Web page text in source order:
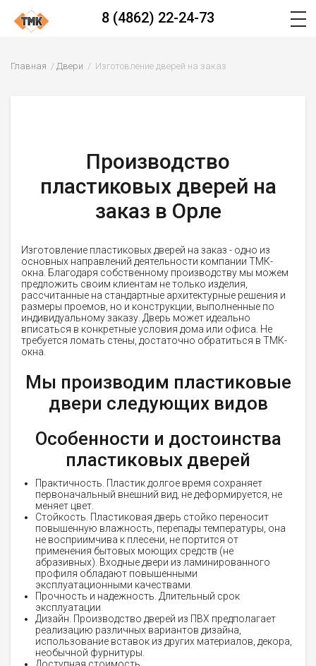
8 (4862) 22-24-73
Главная Двери Изготовление дверей на заказ
Производство
пластиковых дверей на
заказ в Орле
Изготовление пластиковых дверей на заказ - одно из
основных направлений деятельности компании ТМК-
окна. Благодаря собственному производству мы можем
предложить своим клиентам не только изделия,
рассчитанные на стандартные архитектурные решения и
размеры проемов, но и конструкции, выполненные по
индивидуальному заказу. Дверь может идеально
вписаться в конкретные условия дома или офиса. Не
требуется ломать стены, достаточно обратиться в ТМК-
окна.
Мы производим пластиковые
двери следующих видов
Особенности и достоинства
пластиковых дверей
Практичность. Пластик долгое время сохраняет
первоначальный внешний вид, не деформируется, не
меняет цвет.
Стойкость. Пластиковая дверь стойко переносит
повышенную влажность, перепады температуры, она
не восприимчива к плесени, не портится от
применения бытовых моющих средств (не
абразивных). Входные двери из ламинированного
профиля обладают повышенными
эксплуатационными качествами.
Прочность и надежность. Длительный срок
эксплуатации
Дизайн. Производство дверей из ПВХ предполагает
реализацию различных вариантов дизайна,
использование вставок из других материалов, декора,
необычной фурнитуры.